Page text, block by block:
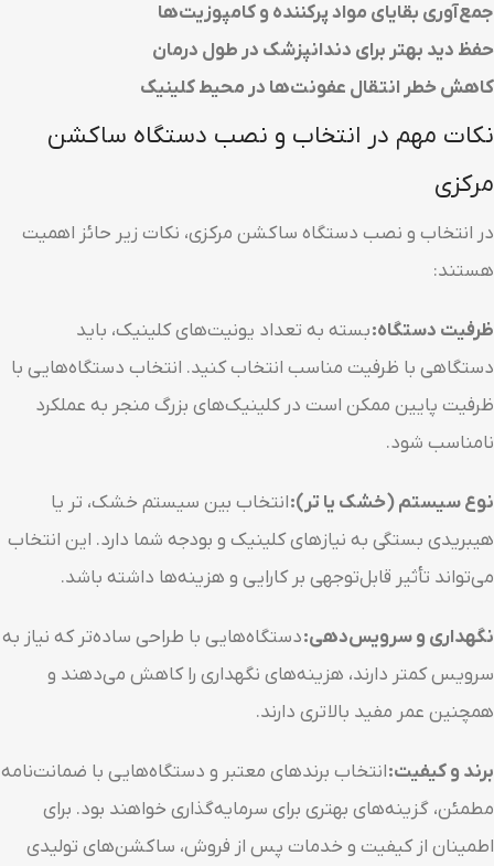
جمع‌آوری بقایای مواد پرکننده و کامپوزیت‌ها
حفظ دید بهتر برای دندانپزشک در طول درمان
کاهش خطر انتقال عفونت‌ها در محیط کلینیک
نکات مهم در انتخاب و نصب دستگاه ساکشن
مرکزی
در انتخاب و نصب دستگاه ساکشن مرکزی، نکات زیر حائز اهمیت
هستند:
ظرفیت دستگاه:بسته به تعداد یونیت‌های کلینیک، باید
دستگاهی با ظرفیت مناسب انتخاب کنید. انتخاب دستگاه‌هایی با
ظرفیت پایین ممکن است در کلینیک‌های بزرگ منجر به عملکرد
نامناسب شود.
نوع سیستم (خشک یا تر):انتخاب بین سیستم خشک، تر یا
هیبریدی بستگی به نیازهای کلینیک و بودجه شما دارد. این انتخاب
می‌تواند تأثیر قابل‌توجهی بر کارایی و هزینه‌ها داشته باشد.
نگهداری و سرویس‌دهی:دستگاه‌هایی با طراحی ساده‌تر که نیاز به
سرویس کمتر دارند، هزینه‌های نگهداری را کاهش می‌دهند و
همچنین عمر مفید بالاتری دارند.
برند و کیفیت:انتخاب برندهای معتبر و دستگاه‌هایی با ضمانت‌نامه
مطمئن، گزینه‌های بهتری برای سرمایه‌گذاری خواهند بود. برای
اطمینان از کیفیت و خدمات پس از فروش، ساکشن‌های تولیدی